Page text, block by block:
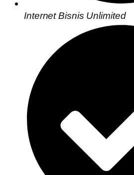
Internet Bisnis Unlimited